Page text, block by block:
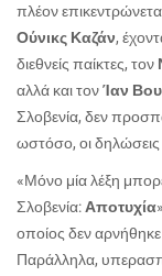
πλέον
Ούνικς Καζάν,
διεθνείς παίκτες, τον
αλλά και τονΊαν
Σλοβενία, δεν
ωστόσο, οι
«Μόνο μία λέξη
Σλοβενία: Αποτυχία
οποίος δεν
Παράλληλα,